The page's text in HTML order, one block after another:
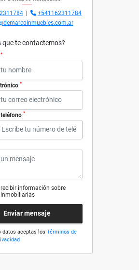
+541162311784
que te contactemos?
*
*
teléfono *
información sobre
Enviar mensaje
datos aceptas los Términos de